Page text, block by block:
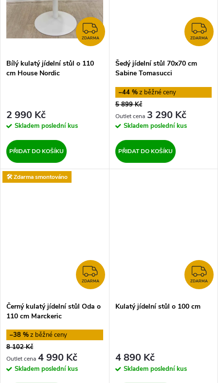
ZDARMA
ZDARMA
Bílý kulatý jídelní stůl o 110
cm House Nordic
2 990 Kč
Skladem poslední kus
PŘIDAT DO KOŠÍKU
ZDARMA
Šedý jídelní stůl 70x70 cm
Sabine Tomasucci
–44 %
5 899 Kč
3 290 Kč
Skladem poslední kus
PŘIDAT DO KOŠÍKU
🛠️ Zdarma smontováno
ZDARMA
ZDARMA
Černý kulatý jídelní stůl Oda o
110 cm Marckeric
–38 %
8 102 Kč
4 990 Kč
Skladem poslední kus
ZDARMA
Kulatý jídelní stůl o 100 cm
4 890 Kč
Skladem poslední kus